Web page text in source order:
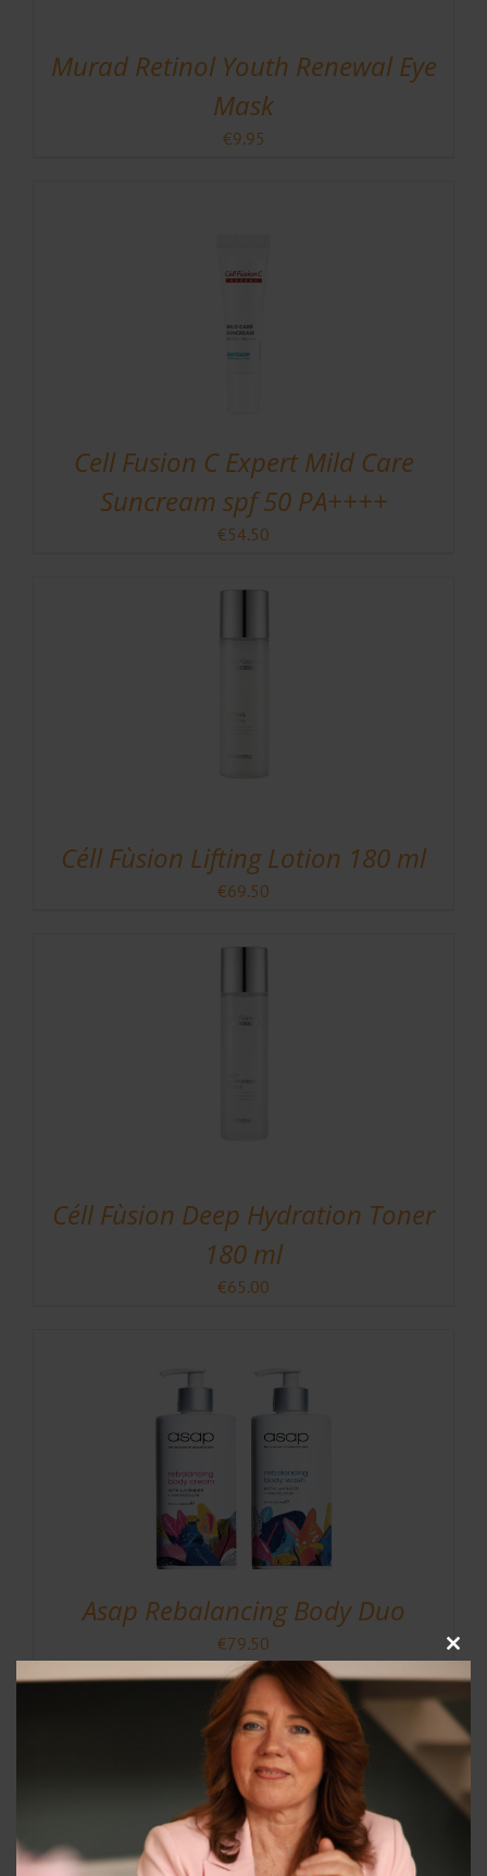
Murad Retinol Youth Renewal Eye
Mask
€9.95
Cell Fusion C Expert Mild Care
Suncream spf 50 PA++++
€54.50
Céll Fùsion Lifting Lotion 180 ml
€69.50
Céll Fùsion Deep Hydration Toner
180 ml
€65.00
Asap Rebalancing Body Duo
€79.50
Close